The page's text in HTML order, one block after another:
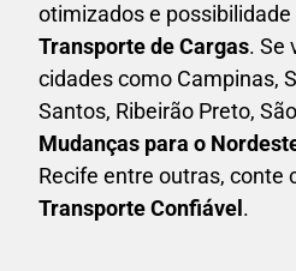
otimizados e possibilidade
Transporte de Cargas. Se
cidades como Campinas,
Santos, Ribeirão Preto,
Mudanças para o
Recife entre outras, conte
Transporte Confiável .